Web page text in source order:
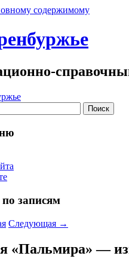
содержимому
записям
Следующая →
«Пальмира» —